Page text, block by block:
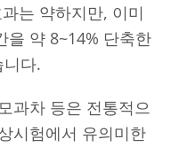
는 약하지만, 이미
을 약 8~14% 단축한
다.
과차 등은 전통적으
시험에서 유의미한